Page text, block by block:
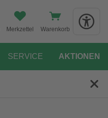
Merkzettel Warenkorb
SERVICE AKTIONEN